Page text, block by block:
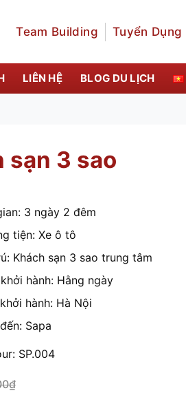
Team Building Tuyển Dụng
LIÊN HỆ BLOG DU LỊCH
sạn 3 sao
3 ngày 2 đêm
tiện: Xe ô tô
Khách sạn 3 sao trung tâm
hành: Hằng ngày
hành: Hà Nội
Sapa
SP.004